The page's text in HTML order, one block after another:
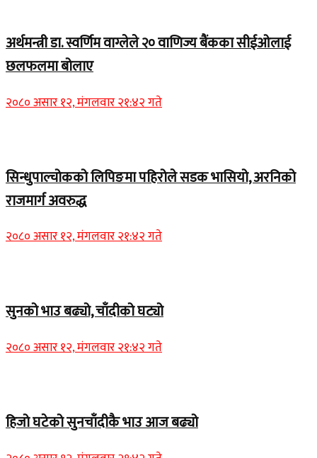
अर्थमन्त्री डा. स्वर्णिम वाग्लेले २० वाणिज्य बैंकका सीईओलाई
छलफलमा बोलाए
२०८० असार १२, मंगलवार २१:४२ गते
सिन्धुपाल्चोकको लिपिङमा पहिरोले सडक भासियो, अरनिको
राजमार्ग अवरुद्ध
२०८० असार १२, मंगलवार २१:४२ गते
सुनको भाउ बढ्यो, चाँदीको घट्यो
२०८० असार १२, मंगलवार २१:४२ गते
हिजो घटेको सुनचाँदीकै भाउ आज बढ्यो